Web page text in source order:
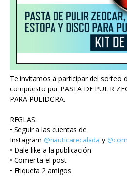
Te invitamos a participar del sorteo
compuesto por PASTA DE PULIR
PARA PULIDORA.
REGLAS:
• Seguir a las cuentas de
Instagram @nauticarecalada y
• Dale like a la publicación
• Comenta el post
• Etiqueta 2 amigos